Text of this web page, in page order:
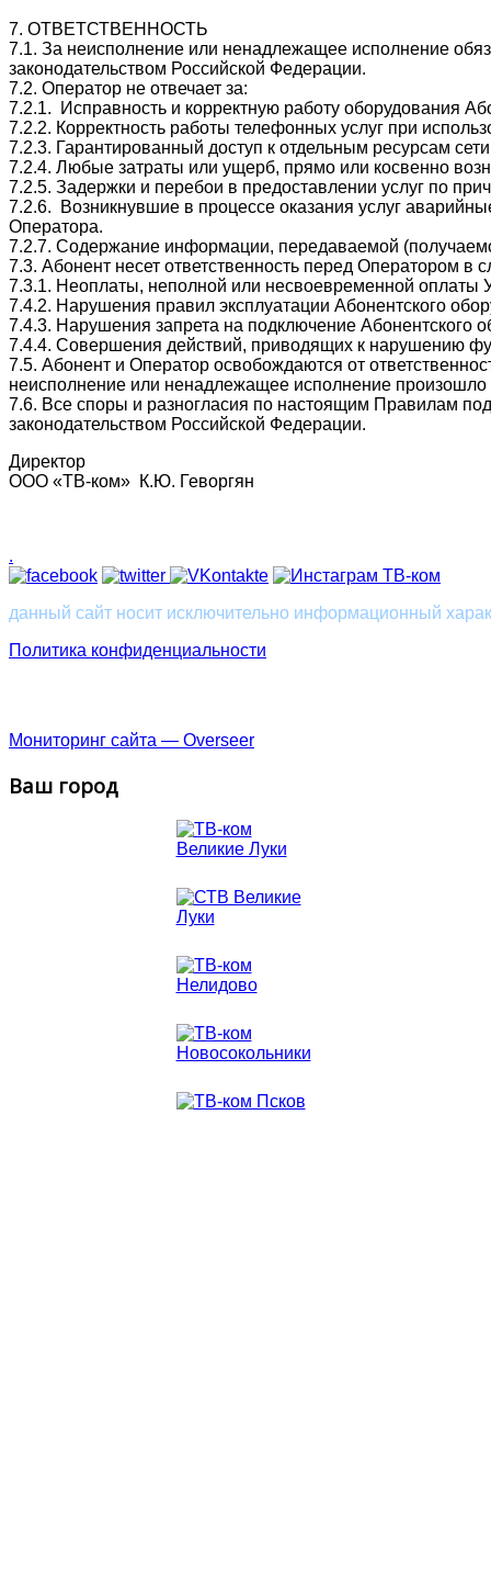
7. ОТВЕТСТВЕННОСТЬ
7.1. За неисполнение или ненадлежащее исполнение
законодательством Российской Федерации.
7.2. Оператор не отвечает за:
7.2.1. Исправность и корректную работу оборудования
7.2.2. Корректность работы телефонных услуг при
7.2.3. Гарантированный доступ к отдельным ресурсам
7.2.4. Любые затраты или ущерб, прямо или косвенно
7.2.5. Задержки и перебои в предоставлении услуг по
7.2.6. Возникнувшие в процессе оказания услуг
Оператора.
7.2.7. Содержание информации, передаваемой
7.3. Абонент несет ответственность перед Оператором в
7.3.1. Неоплаты, неполной или несвоевременной оплаты
7.4.2. Нарушения правил эксплуатации Абонентского
7.4.3. Нарушения запрета на подключение Абонентского
7.4.4. Совершения действий, приводящих к нарушению
7.5. Абонент и Оператор освобождаются от
неисполнение или ненадлежащее исполнение произошло
7.6. Все споры и разногласия по настоящим Правилам
законодательством Российской Федерации.
Директор
ООО «ТВ-ком» К.Ю. Геворгян
.
данный сайт носит исключительно информационный
Политика конфиденциальности
Мониторинг сайта — Overseer
Ваш город